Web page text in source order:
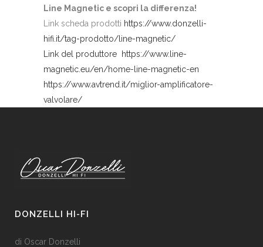
Line Magnetic e scopri la differenza!
Link scheda prodotti https://www.donzelli-
hifi.it/tag-prodotto/line-magnetic/
Link del produttore https://www.line-
magnetic.eu/en/home-line-magnetic-en
https://www.avtrend.it/miglior-amplificatore-
valvolare/
DONZELLI HI-FI
di Oscar Donzelli